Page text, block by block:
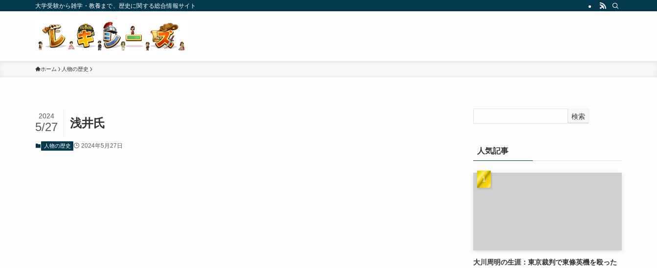
大学受験から雑学・教養まで、歴史に関する総合情報サイト
ホーム 人物の歴史
浅井氏
2024
5/27
人物の歴史 2024年5月27日
検索
人気記事
大川周明の生涯：東京裁判で東條英機を殴った